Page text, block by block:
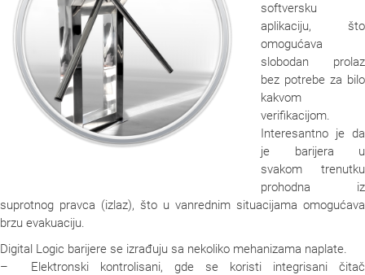
softversku
aplikaciju, što
omogućava
slobodan prolaz
bez potrebe za bilo
kakvom
verifikacijom.
Interesantno je da
je barijera u
svakom trenutku
prohodna iz
suprotnog pravca (izlaz), što u vanrednim situacijama omogućava
brzu evakuaciju.
Digital Logic barijere se izrađuju sa nekoliko mehanizama naplate.
– Elektronski kontrolisani, gde se koristi integrisani čitač